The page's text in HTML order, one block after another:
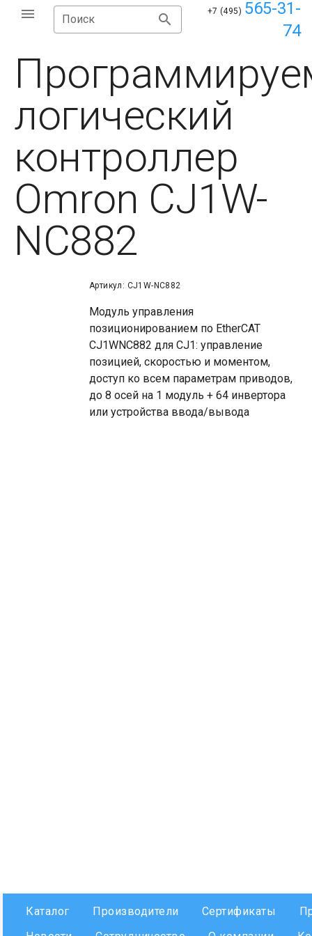
Поиск
+7 (495) 565-31-
74
логический
контроллер
Omron CJ1W-
NC882
Артикул: CJ1W-NC882
Модуль управления
позиционированием по EtherCAT
CJ1WNC882 для CJ1: управление
позицией, скоростью и моментом,
доступ ко всем параметрам приводов,
до 8 осей на 1 модуль + 64 инвертора
или устройства ввода/вывода
Каталог Производители Сертификаты